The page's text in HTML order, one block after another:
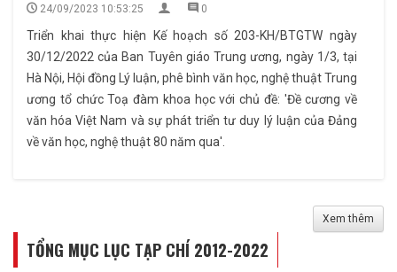
24/09/2023 10:53:25 0
Triển khai thực hiện Kế hoạch số 203-KH/BTGTW ngày
30/12/2022 của Ban Tuyên giáo Trung ương, ngày 1/3, tại
Hà Nội, Hội đồng Lý luận, phê bình văn học, nghệ thuật Trung
ương tổ chức Toạ đàm khoa học với chủ đề: 'Đề cương về
văn hóa Việt Nam và sự phát triển tư duy lý luận của Đảng
về văn học, nghệ thuật 80 năm qua'.
Xem thêm
TỔNG MỤC LỤC TẠP CHÍ 2012-2022